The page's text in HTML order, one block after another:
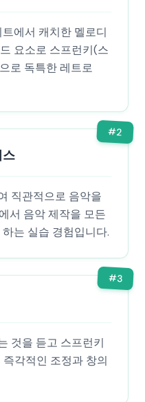
에서 캐치한 멜로디
요소로 스프런키(스
로 독특한 레트로
#2
스
직관적으로 음악을
서 음악 제작을 모든
는 실습 경험입니다.
#3
것을 듣고 스프런키
각적인 조정과 창의